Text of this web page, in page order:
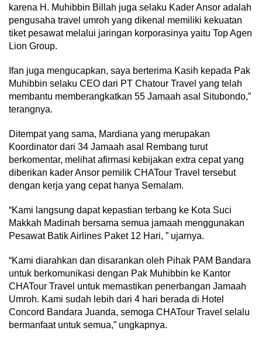
karena H. Muhibbin Billah juga selaku Kader Ansor adalah
pengusaha travel umroh yang dikenal memiliki kekuatan
tiket pesawat melalui jaringan korporasinya yaitu Top Agen
Lion Group.
Ifan juga mengucapkan, saya berterima Kasih kepada Pak
Muhibbin selaku CEO dari PT Chatour Travel yang telah
membantu memberangkatkan 55 Jamaah asal Situbondo,”
terangnya.
Ditempat yang sama, Mardiana yang merupakan
Koordinator dari 34 Jamaah asal Rembang turut
berkomentar, melihat afirmasi kebijakan extra cepat yang
diberikan kader Ansor pemilik CHATour Travel tersebut
dengan kerja yang cepat hanya Semalam.
“Kami langsung dapat kepastian terbang ke Kota Suci
Makkah Madinah bersama semua jamaah menggunakan
Pesawat Batik Airlines Paket 12 Hari, ” ujarnya.
“Kami diarahkan dan disarankan oleh Pihak PAM Bandara
untuk berkomunikasi dengan Pak Muhibbin ke Kantor
CHATour Travel untuk memastikan penerbangan Jamaah
Umroh. Kami sudah lebih dari 4 hari berada di Hotel
Concord Bandara Juanda, semoga CHATour Travel selalu
bermanfaat untuk semua,” ungkapnya.